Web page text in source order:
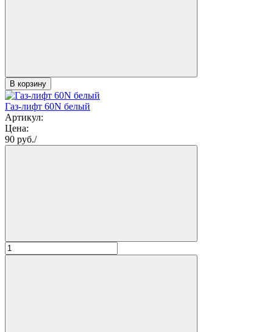
В корзину
Газ-лифт 60N белый
Артикул:
Цена:
90 руб./